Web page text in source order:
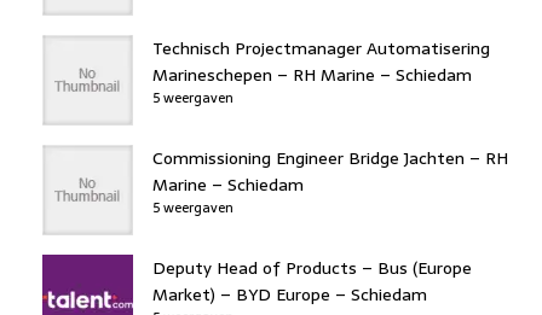
Technisch Projectmanager Automatisering
Marineschepen – RH Marine – Schiedam
5 weergaven
Commissioning Engineer Bridge Jachten – RH
Marine – Schiedam
5 weergaven
Deputy Head of Products – Bus (Europe
Market) – BYD Europe – Schiedam